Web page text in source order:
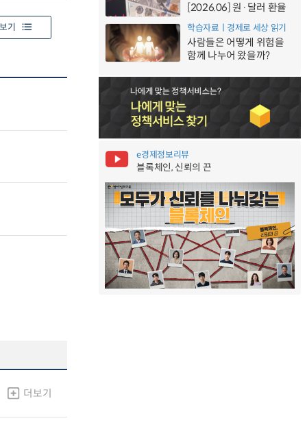
기
더보기
[2026.06] 원·달러 환율
학습자료ㅣ경제로 세상 읽기
사람들은 어떻게 위험을
함께 나누어 왔을까?
e경제정보리뷰
블록체인, 신뢰의 끈